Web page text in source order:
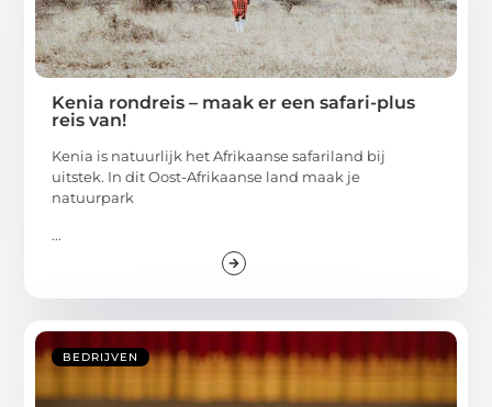
Kenia rondreis – maak er een safari-plus
reis van!
Kenia is natuurlijk het Afrikaanse safariland bij
uitstek. In dit Oost-Afrikaanse land maak je
natuurpark
...
BEDRIJVEN